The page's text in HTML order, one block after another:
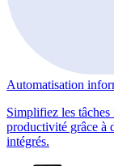
Automatisation
Simplifiez les
productivité grâce à
intégrés.